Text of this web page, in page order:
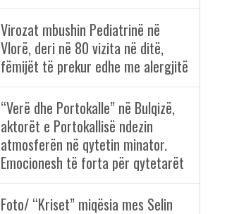
Virozat mbushin Pediatrinë në
Vlorë, deri në 80 vizita në ditë,
fëmijët të prekur edhe me alergjitë
“Verë dhe Portokalle” në Bulqizë,
aktorët e Portokallisë ndezin
atmosferën në qytetin minator.
Emocionesh të forta për qytetarët
Foto/ “Kriset” miqësia mes Selin